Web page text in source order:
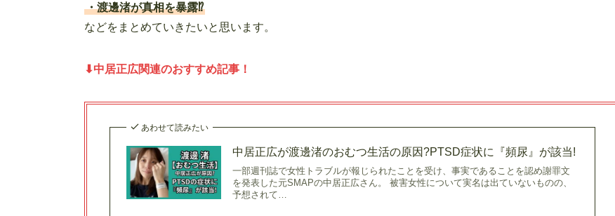
・渡邊渚が真相を暴露⁉︎
などをまとめていきたいと思います。
⬇︎中居正広関連のおすすめ記事！
あわせて読みたい
中居正広が渡邊渚のおむつ生活の原因?PTSD症状に『頻尿』が該当!
一部週刊誌で女性トラブルが報じられたことを受け、事実であることを認め謝罪文
を発表した元SMAPの中居正広さん。 被害女性について実名は出ていないものの、
予想されて…